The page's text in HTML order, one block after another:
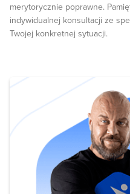
merytorycznie poprawne.
indywidualnej konsultacji ze
Twojej konkretnej sytuacji.